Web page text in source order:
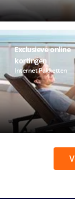
Exclusieve online
kortingen
Internet Pakketten